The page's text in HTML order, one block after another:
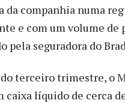
da companhia numa
e com um volume de
pela seguradora do
terceiro trimestre, o
caixa líquido de cerca